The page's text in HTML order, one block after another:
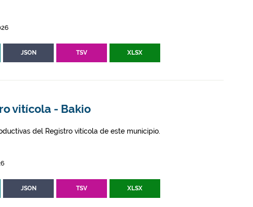
JSON TSV XLSX
vitícola - Bakio
del Registro vitícola de este municipio.
JSON TSV XLSX